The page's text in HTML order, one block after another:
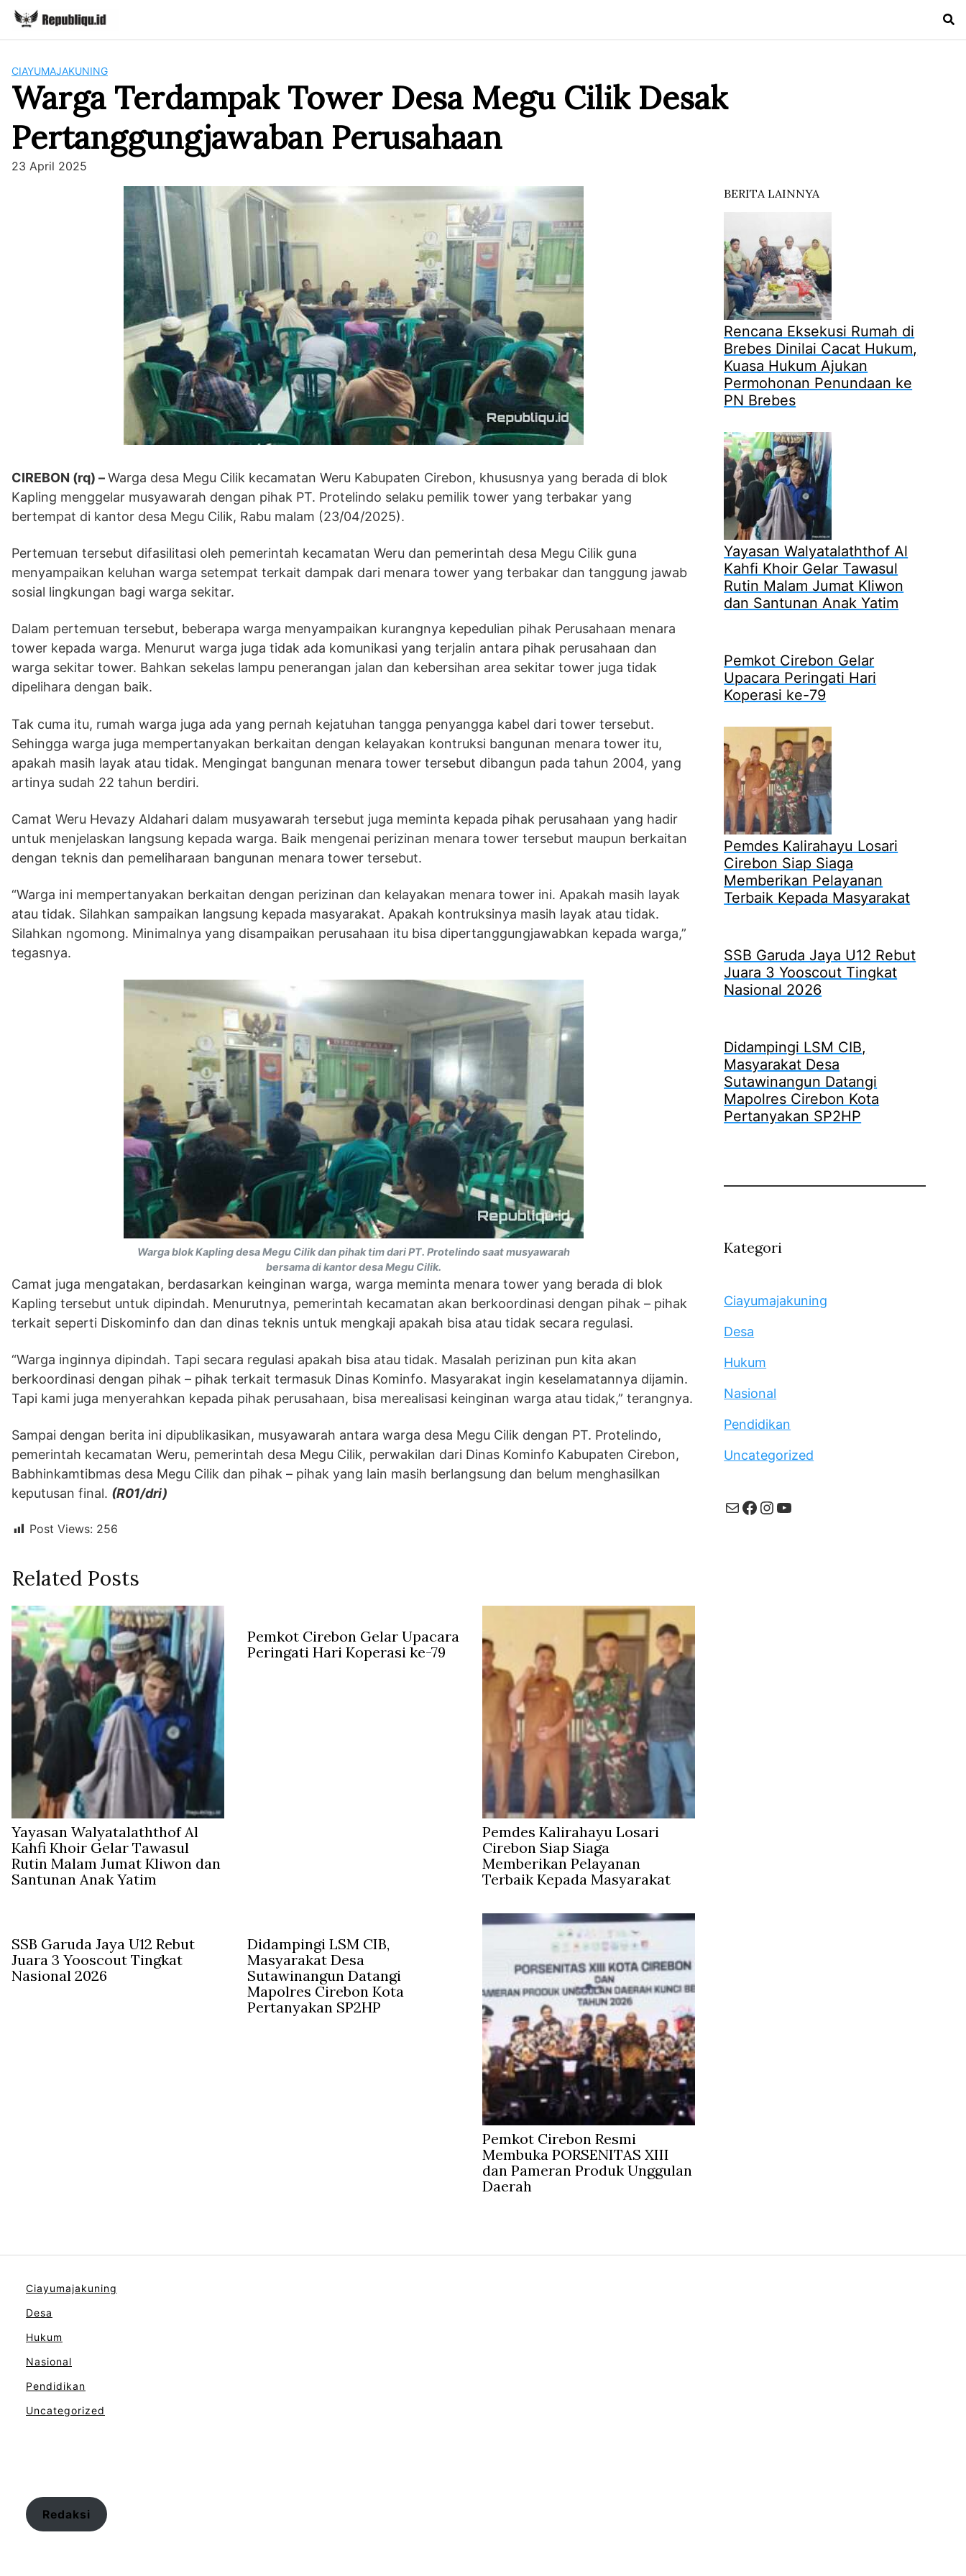
Skip
content
CIAYUMAJAKUNING
Warga Terdampak Tower Desa Megu Cilik Desak
Pertanggungjawaban Perusahaan
23 April 2025
CIREBON (rq) –Warga desa Megu Cilik kecamatan Weru Kabupaten Cirebon, khususnya yang berada di blok
Kapling menggelar musyawarah dengan pihak PT. Protelindo selaku pemilik tower yang terbakar yang
bertempat di kantor desa Megu Cilik, Rabu malam (23/04/2025).
Pertemuan tersebut difasilitasi oleh pemerintah kecamatan Weru dan pemerintah desa Megu Cilik guna
menyampaikan keluhan warga setempat terkait dampak dari menara tower yang terbakar dan tanggung jawab
sosial lingkungan bagi warga sekitar.
Dalam pertemuan tersebut, beberapa warga menyampaikan kurangnya kepedulian pihak Perusahaan menara
tower kepada warga. Menurut warga juga tidak ada komunikasi yang terjalin antara pihak perusahaan dan
warga sekitar tower. Bahkan sekelas lampu penerangan jalan dan kebersihan area sekitar tower juga tidak
dipelihara dengan baik.
Tak cuma itu, rumah warga juga ada yang pernah kejatuhan tangga penyangga kabel dari tower tersebut.
Sehingga warga juga mempertanyakan berkaitan dengan kelayakan kontruksi bangunan menara tower itu,
apakah masih layak atau tidak. Mengingat bangunan menara tower tersebut dibangun pada tahun 2004, yang
artinya sudah 22 tahun berdiri.
Camat Weru Hevazy Aldahari dalam musyawarah tersebut juga meminta kepada pihak perusahaan yang hadir
untuk menjelaskan langsung kepada warga. Baik mengenai perizinan menara tower tersebut maupun berkaitan
dengan teknis dan pemeliharaan bangunan menara tower tersebut.
“Warga ini mempertanyakan berkaitan dengan perizinan dan kelayakan menara tower ini. Apakah masih layak
atau tidak. Silahkan sampaikan langsung kepada masyarakat. Apakah kontruksinya masih layak atau tidak.
Silahkan ngomong. Minimalnya yang disampaikan perusahaan itu bisa dipertanggungjawabkan kepada warga,”
tegasnya.
Warga blok Kapling desa Megu Cilik dan pihak tim dari PT. Protelindo saat musyawarah
bersama di kantor desa Megu Cilik.
Camat juga mengatakan, berdasarkan keinginan warga, warga meminta menara tower yang berada di blok
Kapling tersebut untuk dipindah. Menurutnya, pemerintah kecamatan akan berkoordinasi dengan pihak – pihak
terkait seperti Diskominfo dan dan dinas teknis untuk mengkaji apakah bisa atau tidak secara regulasi.
“Warga inginnya dipindah. Tapi secara regulasi apakah bisa atau tidak. Masalah perizinan pun kita akan
berkoordinasi dengan pihak – pihak terkait termasuk Dinas Kominfo. Masyarakat ingin keselamatannya dijamin.
Tapi kami juga menyerahkan kepada pihak perusahaan, bisa merealisasi keinginan warga atau tidak,” terangnya.
Sampai dengan berita ini dipublikasikan, musyawarah antara warga desa Megu Cilik dengan PT. Protelindo,
pemerintah kecamatan Weru, pemerintah desa Megu Cilik, perwakilan dari Dinas Kominfo Kabupaten Cirebon,
Babhinkamtibmas desa Megu Cilik dan pihak – pihak yang lain masih berlangsung dan belum menghasilkan
keputusan final. (R01/dri)
Post Views: 256
Related Posts
Yayasan Walyatalaththof Al
Kahfi Khoir Gelar Tawasul
Rutin Malam Jumat Kliwon dan
Santunan Anak Yatim
Pemkot Cirebon Gelar Upacara
Peringati Hari Koperasi ke-79
Pemdes Kalirahayu Losari
Cirebon Siap Siaga
Memberikan Pelayanan
Terbaik Kepada Masyarakat
SSB Garuda Jaya U12 Rebut
Juara 3 Yooscout Tingkat
Nasional 2026
Didampingi LSM CIB,
Masyarakat Desa
Sutawinangun Datangi
Mapolres Cirebon Kota
Pertanyakan SP2HP
Pemkot Cirebon Resmi
Membuka PORSENITAS XIII
dan Pameran Produk Unggulan
Daerah
BERITA LAINNYA
Rencana Eksekusi Rumah di
Brebes Dinilai Cacat Hukum,
Kuasa Hukum Ajukan
Permohonan Penundaan ke
PN Brebes
Yayasan Walyatalaththof Al
Kahfi Khoir Gelar Tawasul
Rutin Malam Jumat Kliwon
dan Santunan Anak Yatim
Pemkot Cirebon Gelar
Upacara Peringati Hari
Koperasi ke-79
Pemdes Kalirahayu Losari
Cirebon Siap Siaga
Memberikan Pelayanan
Terbaik Kepada Masyarakat
SSB Garuda Jaya U12 Rebut
Juara 3 Yooscout Tingkat
Nasional 2026
Didampingi LSM CIB,
Masyarakat Desa
Sutawinangun Datangi
Mapolres Cirebon Kota
Pertanyakan SP2HP
Kategori
Ciayumajakuning
Desa
Hukum
Nasional
Pendidikan
Uncategorized
MailFacebook
Instagram
YouTube
Ciayumajakuning
Desa
Hukum
Nasional
Pendidikan
Uncategorized
Redaksi